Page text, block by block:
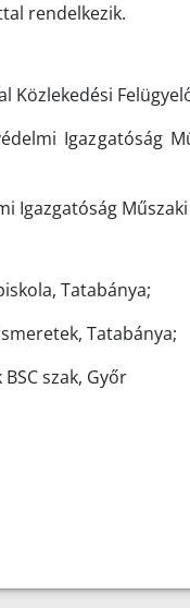
rendelkezik.
Közlekedési
Igazgatóság
Igazgatóság
Tatabánya;
Tatabánya;
szak, Győr